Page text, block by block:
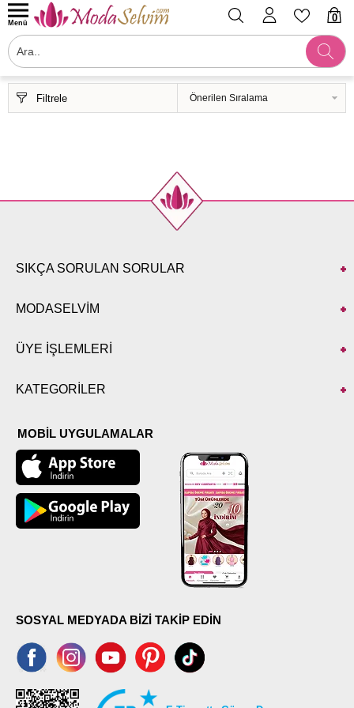
0
Menü
Filtrele
SIKÇA SORULAN SORULAR
MODASELVİM
ÜYE İŞLEMLERİ
KATEGORİLER
MOBİL UYGULAMALAR
SOSYAL MEDYADA BİZİ TAKİP EDİN